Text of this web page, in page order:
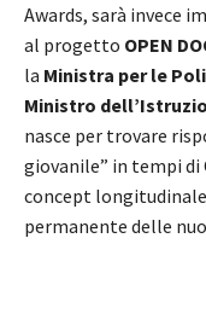
Awards, sarà invece
al progetto OPEN
la Ministra per le
Ministro
nasce per trovare
giovanile” in tempi di
concept
permanente delle